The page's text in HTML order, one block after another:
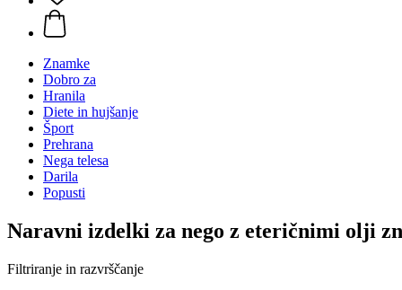
Znamke
Dobro za
Hranila
Diete in hujšanje
Šport
Prehrana
Nega telesa
Darila
Popusti
Naravni izdelki za nego z eteričnimi olji
Filtriranje in razvrščanje